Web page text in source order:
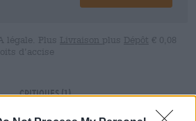
légale. Plus Livraison plus Dépôt € 0,08
d’accise
Critiques(1)